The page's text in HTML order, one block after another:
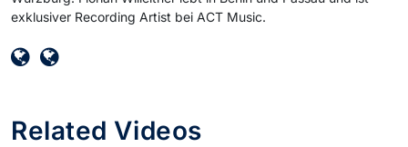
exklusiver Recording Artist bei ACT Music.
Related Videos